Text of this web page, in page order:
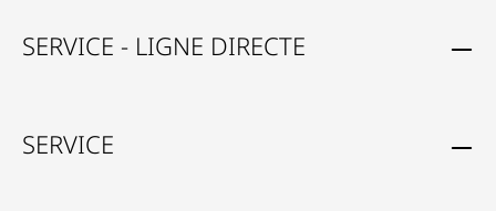
SERVICE - LIGNE DIRECTE
SERVICE